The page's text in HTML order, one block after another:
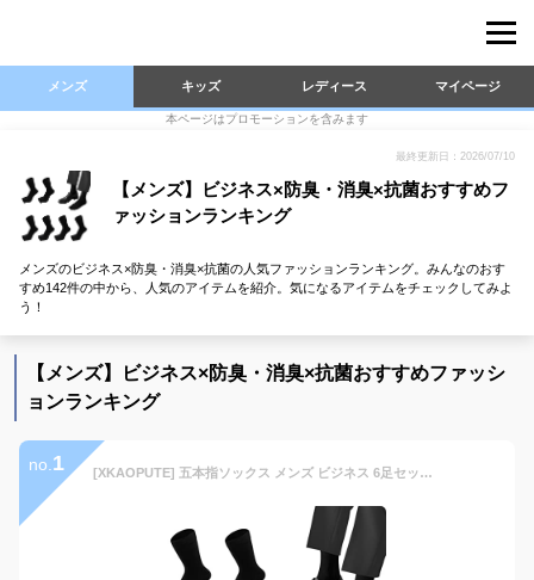
メンズ キッズ レディース マイページ
本ページはプロモーションを含みます
最終更新日：2026/07/10
【メンズ】ビジネス×防臭・消臭×抗菌おすすめフ
ァッションランキング
メンズのビジネス×防臭・消臭×抗菌の人気ファッションランキング。みんなのおす
すめ142件の中から、人気のアイテムを紹介。気になるアイテムをチェックしてみよ
う！
【メンズ】ビジネス×防臭・消臭×抗菌おすすめファッシ
ョンランキング
no. 1 [XKAOPUTE] 五本指ソックス メンズ ビジネス 6足セット 紳士 5本指靴下 綿 スポー ランニング 四季向き 防臭 通気性 丈夫な靴下 水虫対策 ハーフ クルー フィット (ブラック)